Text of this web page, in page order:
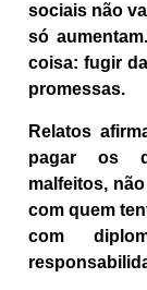
sociais não
só
coisa: fugir
promessas.
Relatos
pagar os
malfeitos,
com quem
com